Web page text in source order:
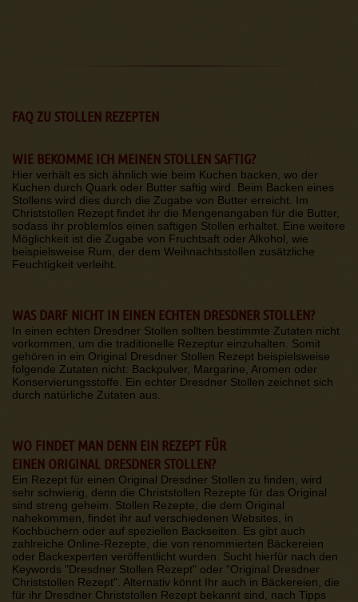
FAQ ZU STOLLEN REZEPTEN
WIE BEKOMME ICH MEINEN STOLLEN SAFTIG?
Hier verhält es sich ähnlich wie beim Kuchen backen, wo der
Kuchen durch Quark oder Butter saftig wird. Beim Backen eines
Stollens wird dies durch die Zugabe von Butter erreicht. Im
Christstollen Rezept findet ihr die Mengenangaben für die Butter,
sodass ihr problemlos einen saftigen Stollen erhaltet. Eine weitere
Möglichkeit ist die Zugabe von Fruchtsaft oder Alkohol, wie
beispielsweise Rum, der dem Weihnachtsstollen zusätzliche
Feuchtigkeit verleiht.
WAS DARF NICHT IN EINEN ECHTEN DRESDNER STOLLEN?
In einen echten Dresdner Stollen sollten bestimmte Zutaten nicht
vorkommen, um die traditionelle Rezeptur einzuhalten. Somit
gehören in ein Original Dresdner Stollen Rezept beispielsweise
folgende Zutaten nicht: Backpulver, Margarine, Aromen oder
Konservierungsstoffe. Ein echter Dresdner Stollen zeichnet sich
durch natürliche Zutaten aus.
WO FINDET MAN DENN EIN REZEPT FÜR
EINEN ORIGINAL DRESDNER STOLLEN?
Ein Rezept für einen Original Dresdner Stollen zu finden, wird
sehr schwierig, denn die Christstollen Rezepte für das Original
sind streng geheim. Stollen Rezepte, die dem Original
nahekommen, findet ihr auf verschiedenen Websites, in
Kochbüchern oder auf speziellen Backseiten. Es gibt auch
zahlreiche Online-Rezepte, die von renommierten Bäckereien
oder Backexperten veröffentlicht wurden. Sucht hierfür nach den
Keywords "Dresdner Stollen Rezept" oder "Original Dresdner
Christstollen Rezept". Alternativ könnt Ihr auch in Bäckereien, die
für ihr Dresdner Christstollen Rezept bekannt sind, nach Tipps